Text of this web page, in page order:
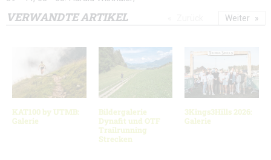
VERWANDTE ARTIKEL
KAT100 by UTMB:
Galerie
Bildergalerie
Dynafit und OTF
Trailrunning
Strecken
3Kings3Hills 2026:
Galerie
Weiter